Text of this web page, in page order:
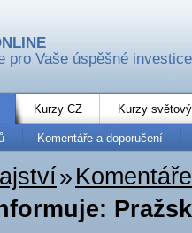
pro Vaše úspěšné investice
Kurzy CZ Kurzy
Komentáře a doporučení
»